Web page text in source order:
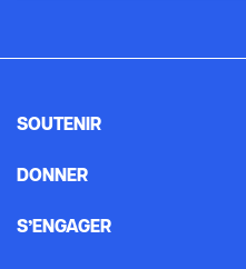
SOUTENIR
DONNER
S’ENGAGER